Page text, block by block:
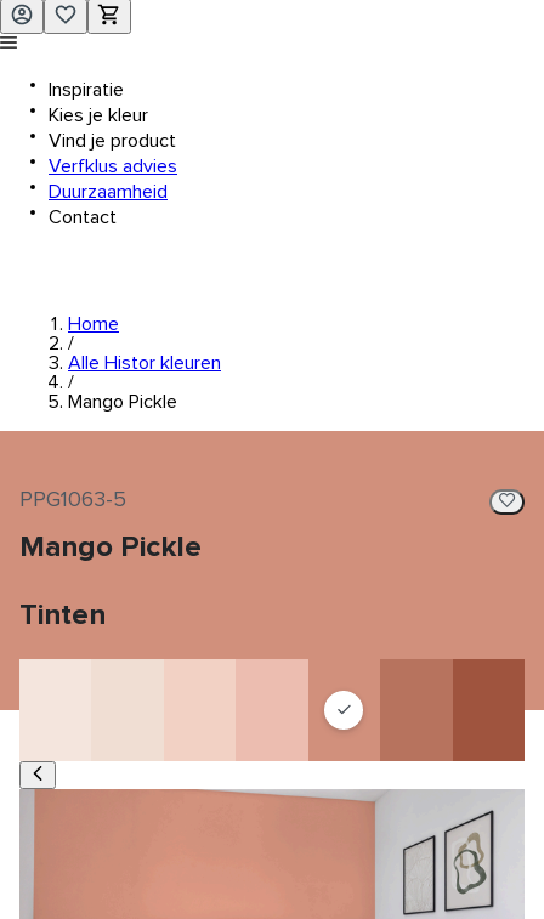
Inspiratie
Kies je kleur
Vind je product
Verfklus advies
Duurzaamheid
Contact
Home
/
Alle Histor kleuren
/
Mango Pickle
PPG1063-5
Mango Pickle
Tinten